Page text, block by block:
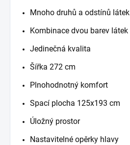
Mnoho druhů a odstínů látek
Kombinace dvou barev látek
Jedinečná kvalita
Šířka 272 cm
Plnohodnotný komfort
Spací plocha 125x193 cm
Úložný prostor
Nastavitelné opěrky hlavy